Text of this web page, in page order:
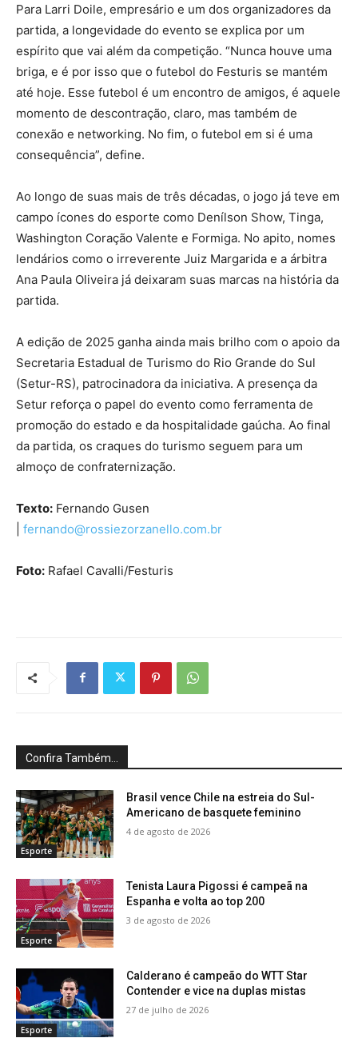
Para Larri Doile, empresário e um dos organizadores da
partida, a longevidade do evento se explica por um
espírito que vai além da competição. “Nunca houve uma
briga, e é por isso que o futebol do Festuris se mantém
até hoje. Esse futebol é um encontro de amigos, é aquele
momento de descontração, claro, mas também de
conexão e networking. No fim, o futebol em si é uma
consequência”, define.
Ao longo de suas mais de três décadas, o jogo já teve em
campo ícones do esporte como Denílson Show, Tinga,
Washington Coração Valente e Formiga. No apito, nomes
lendários como o irreverente Juiz Margarida e a árbitra
Ana Paula Oliveira já deixaram suas marcas na história da
partida.
A edição de 2025 ganha ainda mais brilho com o apoio da
Secretaria Estadual de Turismo do Rio Grande do Sul
(Setur-RS), patrocinadora da iniciativa. A presença da
Setur reforça o papel do evento como ferramenta de
promoção do estado e da hospitalidade gaúcha. Ao final
da partida, os craques do turismo seguem para um
almoço de confraternização.
Texto: Fernando Gusen
fernando@rossiezorzanello.com.br
Foto: Rafael Cavalli/Festuris
Confira Também...
Esporte
Brasil vence Chile na estreia do Sul-
Americano de basquete feminino
4 de agosto de 2026
Esporte
Tenista Laura Pigossi é campeã na
Espanha e volta ao top 200
3 de agosto de 2026
Esporte
Calderano é campeão do WTT Star
Contender e vice na duplas mistas
27 de julho de 2026